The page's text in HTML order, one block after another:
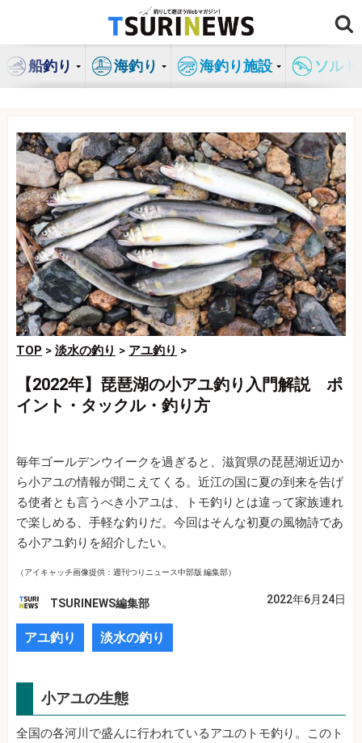
ン
船釣り 海釣り 海釣り施設 ソル
TOP > 淡水の釣り > アユ釣り >
【2022年】琵琶湖の小アユ釣り入門解説 ポ
イント・タックル・釣り方
毎年ゴールデンウイークを過ぎると、滋賀県の琵琶湖近辺か
ら小アユの情報が聞こえてくる。近江の国に夏の到来を告げ
る使者とも言うべき小アユは、トモ釣りとは違って家族連れ
で楽しめる、手軽な釣りだ。今回はそんな初夏の風物詩であ
る小アユ釣りを紹介したい。
（アイキャッチ画像提供：週刊つりニュース中部版 編集部）
TSURINEWS編集部 2022年6月24日
アユ釣り 淡水の釣り
小アユの生態
全国の各河川で盛んに行われているアユのトモ釣り。このト